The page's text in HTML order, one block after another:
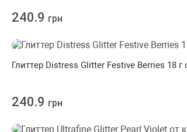
240.9 грн
Глиттер Distress Glitter Festive Berries 18
240.9 грн